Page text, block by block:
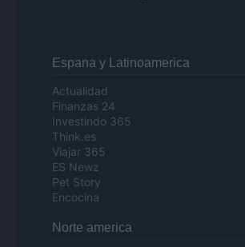
Espana y Latinoamerica
Actualidad
Finanzas 24
Investindo 365
Think.es
Viajar 365
ES Newz
Pet Story
Encocina
Norte america